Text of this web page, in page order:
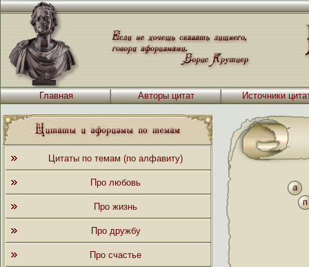
Главная Авторы цитат Источники
Цитаты по темам (по алфавиту)
Про любовь
Про жизнь
Про дружбу
Про счастье